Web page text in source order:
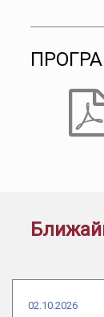
02.10.2026